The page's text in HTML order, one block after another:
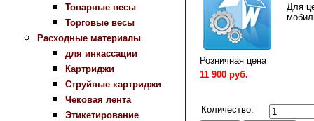
Товарные весы
Торговые весы
Расходные материалы
для инкассации
Картриджи
Струйные картриджи
Чековая лента
Этикетирование
Для
Розничная цена
11 900 руб.
Количество: